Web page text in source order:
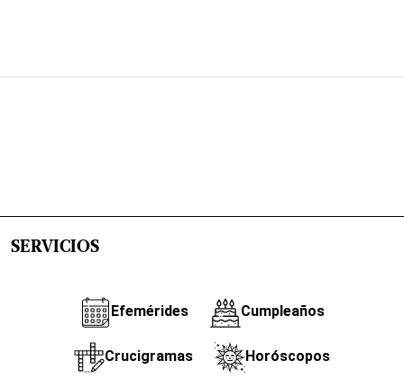
SERVICIOS
Efemérides Cumpleaños
Crucigramas Horóscopos